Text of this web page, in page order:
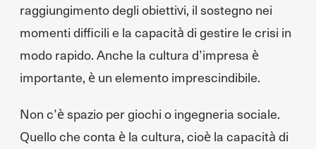
raggiungimento degli obiettivi, il sostegno nei
momenti difficili e la capacità di gestire le crisi in
modo rapido. Anche la cultura d’impresa è
importante, è un elemento imprescindibile.
Non c’è spazio per giochi o ingegneria sociale.
Quello che conta è la cultura, cioè la capacità di